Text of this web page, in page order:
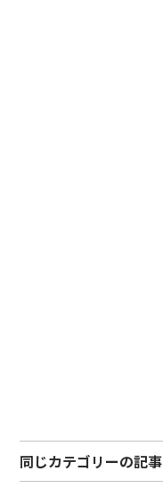
同じカテゴリーの記事